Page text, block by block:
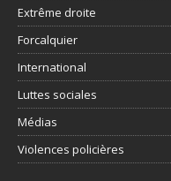
Extrême droite
Forcalquier
International
Luttes sociales
Médias
Violences policières